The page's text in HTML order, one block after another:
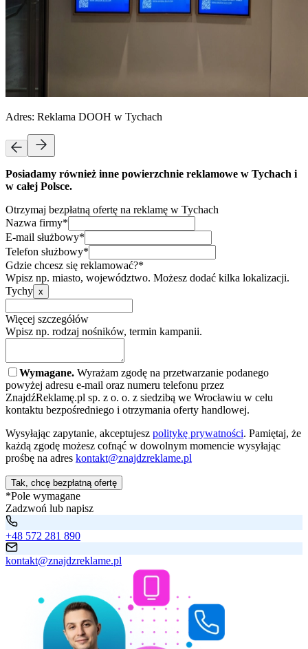
Adres: Reklama DOOH w Tychach
Posiadamy również inne powierzchnie reklamowe w Tychach i
w całej Polsce.
Otrzymaj bezpłatną ofertę na reklamę w Tychach
Nazwa firmy*
E-mail służbowy*
Telefon służbowy*
Gdzie chcesz się reklamować?*
Wpisz np. miasto, województwo. Możesz dodać kilka lokalizacji.
Tychy x
Więcej szczegółów
Wpisz np. rodzaj nośników, termin kampanii.
Wymagane. Wyrażam zgodę na przetwarzanie podanego
powyżej adresu e-mail oraz numeru telefonu przez
ZnajdźReklamę.pl sp. z o. o. z siedzibą we Wrocławiu w celu
kontaktu bezpośredniego i otrzymania oferty handlowej.
Wysyłając zapytanie, akceptujesz politykę prywatności. Pamiętaj, że
każdą zgodę możesz cofnąć w dowolnym momencie wysyłając
prośbę na adres kontakt@znajdzreklame.pl
Tak, chcę bezpłatną ofertę
*Pole wymagane
Zadzwoń lub napisz
+48 572 281 890
kontakt@znajdzreklame.pl